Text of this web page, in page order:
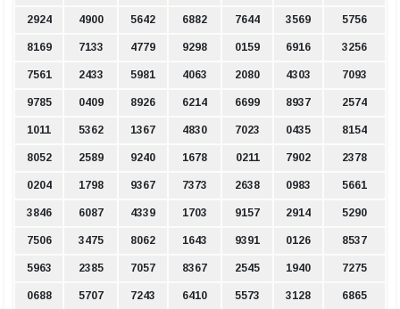
2924 4900 5642 6882 7644 3569 5756
8169 7133 4779 9298 0159 6916 3256
7561 2433 5981 4063 2080 4303 7093
9785 0409 8926 6214 6699 8937 2574
1011 5362 1367 4830 7023 0435 8154
8052 2589 9240 1678 0211 7902 2378
0204 1798 9367 7373 2638 0983 5661
3846 6087 4339 1703 9157 2914 5290
7506 3475 8062 1643 9391 0126 8537
5963 2385 7057 8367 2545 1940 7275
0688 5707 7243 6410 5573 3128 6865